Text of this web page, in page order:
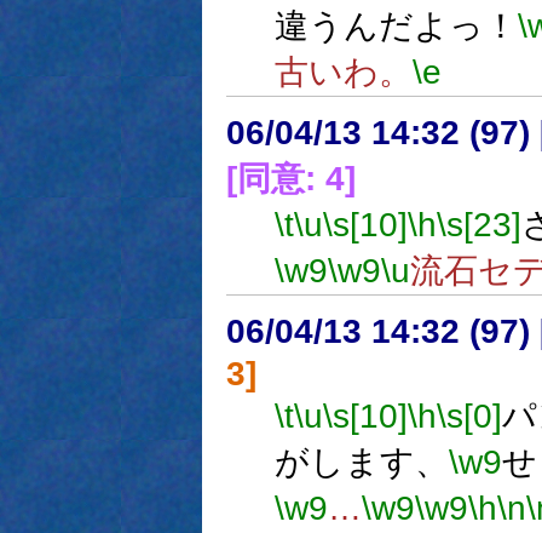
違うんだよっ！
古いわ。 \e
06/04/13 14:32 (97)
[同意: 4]
\t\u\s[10]\h\s[23]
\w9\w9\u流石セ
06/04/13 14:32 (97)
3]
\t\u\s[10]\h\s[0]
がします、 \w9
\w9…\w9\w9\h\n